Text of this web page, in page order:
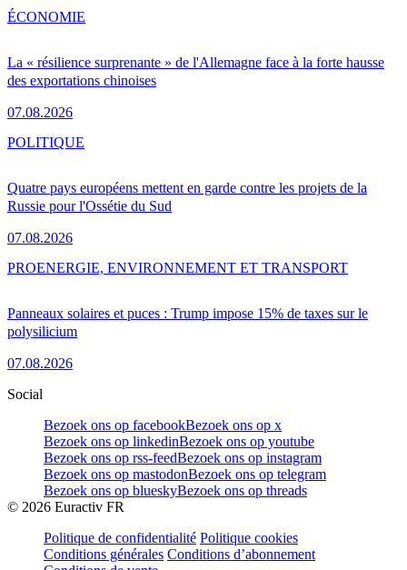
La « résilience surprenante » de l'Allemagne face à la forte hausse
des exportations chinoises
07.08.2026
ÉCONOMIE
Quatre pays européens mettent en garde contre les projets de la
Russie pour l'Ossétie du Sud
07.08.2026
POLITIQUE
Panneaux solaires et puces : Trump impose 15% de taxes sur le
polysilicium
07.08.2026
PROENERGIE, ENVIRONNEMENT ET TRANSPORT
Social
Bezoek ons op facebookBezoek ons op x
Bezoek ons op linkedinBezoek ons op youtube
Bezoek ons op rss-feedBezoek ons op instagram
Bezoek ons op mastodonBezoek ons op telegram
Bezoek ons op blueskyBezoek ons op threads
© 2026 Euractiv FR
Politique de confidentialité Politique cookies
Conditions générales Conditions d’abonnement